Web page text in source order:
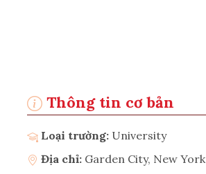
Thông tin cơ bản
Loại trường: University
Địa chỉ: Garden City, New York